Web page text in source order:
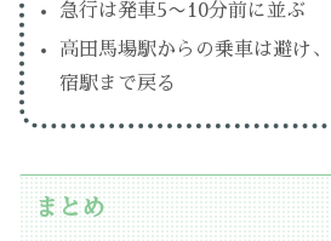
急行は発車5〜10分前に並ぶ
高田馬場駅からの乗車は避け
宿駅まで戻る
まとめ